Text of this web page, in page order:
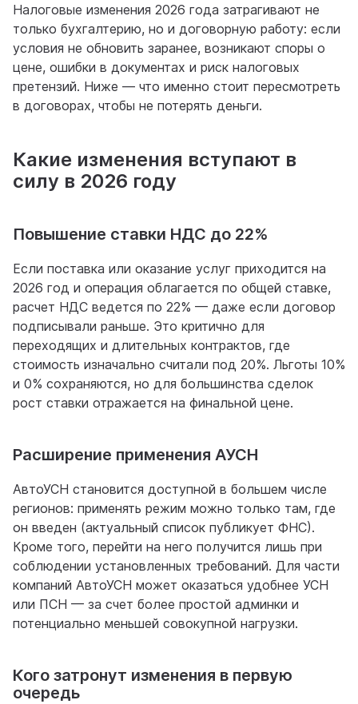
Налоговые изменения 2026 года затрагивают не
только бухгалтерию, но и договорную работу: если
условия не обновить заранее, возникают споры о
цене, ошибки в документах и риск налоговых
претензий. Ниже — что именно стоит пересмотреть
в договорах, чтобы не потерять деньги.
Какие изменения вступают в
силу в 2026 году
Повышение ставки НДС до 22%
Если поставка или оказание услуг приходится на
2026 год и операция облагается по общей ставке,
расчет НДС ведется по 22% — даже если договор
подписывали раньше. Это критично для
переходящих и длительных контрактов, где
стоимость изначально считали под 20%. Льготы 10%
и 0% сохраняются, но для большинства сделок
рост ставки отражается на финальной цене.
Расширение применения АУСН
АвтоУСН становится доступной в большем числе
регионов: применять режим можно только там, где
он введен (актуальный список публикует ФНС).
Кроме того, перейти на него получится лишь при
соблюдении установленных требований. Для части
компаний АвтоУСН может оказаться удобнее УСН
или ПСН — за счет более простой админки и
потенциально меньшей совокупной нагрузки.
Кого затронут изменения в первую
очередь